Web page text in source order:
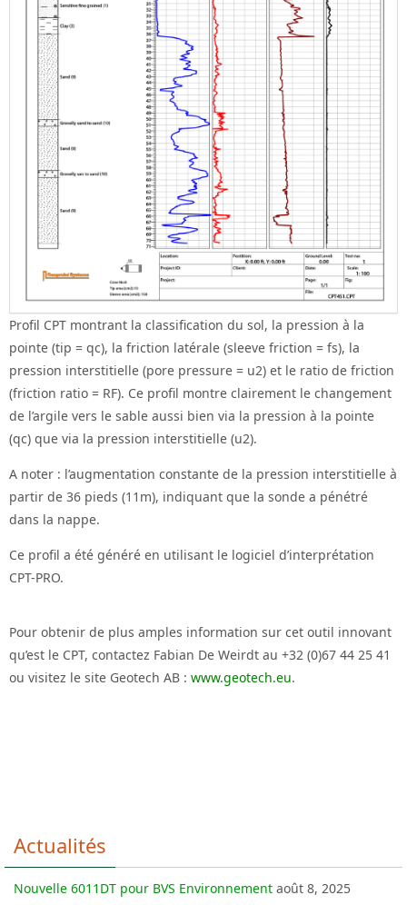
Profil CPT montrant la classification du sol, la pression à la
pointe (tip = qc), la friction latérale (sleeve friction = fs), la
pression interstitielle (pore pressure = u2) et le ratio de friction
(friction ratio = RF). Ce profil montre clairement le changement
de l’argile vers le sable aussi bien via la pression à la pointe
(qc) que via la pression interstitielle (u2).
A noter : l’augmentation constante de la pression interstitielle à
partir de 36 pieds (11m), indiquant que la sonde a pénétré
dans la nappe.
Ce profil a été généré en utilisant le logiciel d’interprétation
CPT-PRO.
Pour obtenir de plus amples information sur cet outil innovant
qu’est le CPT, contactez Fabian De Weirdt au +32 (0)67 44 25 41
ou visitez le site Geotech AB : www.geotech.eu.
Actualités
Nouvelle 6011DT pour BVS Environnement août 8, 2025